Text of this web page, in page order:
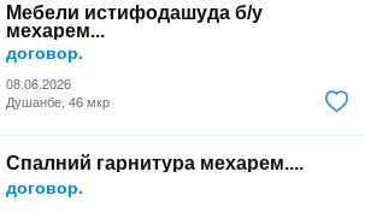
Мебели истифодашуда б/у
мехарем...
договор.
08.06.2026
Душанбе, 46 мкр
Спалний гарнитура мехарем....
договор.